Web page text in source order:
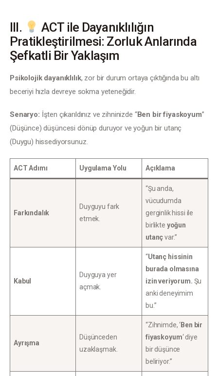
III.
ACT ile Dayanıklılığın
Pratikleştirilmesi: Zorluk Anlarında
Şefkatli Bir Yaklaşım
Psikolojik dayanıklılık, zor bir durum ortaya çıktığında bu altı
beceriyi hızla devreye sokma yeteneğidir.
Senaryo: İşten çıkarıldınız ve zihninizde “Ben bir fiyaskoyum”
(Düşünce) düşüncesi dönüp duruyor ve yoğun bir utanç
(Duygu) hissediyorsunuz.
ACT Adımı Uygulama Yolu Açıklama
Farkındalık
Duyguyu fark
etmek.
“Şu anda,
vücudumda
gerginlik hissi ile
birlikte yoğun
utançvar.”
Kabul
Duyguya yer
açmak.
“Utanç hissinin
burada olmasına
izin veriyorum. Şu
anki deneyimim
bu.”
Ayrışma
Düşünceden
uzaklaşmak.
“Zihnimde, ‘Ben bir
fiyaskoyum‘ diye
bir düşünce
beliriyor.”